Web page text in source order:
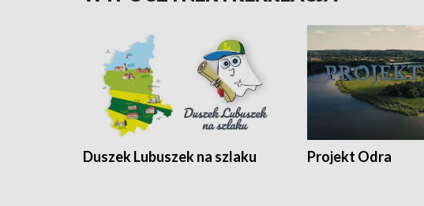
Duszek Lubuszek na szlaku Projekt Odra